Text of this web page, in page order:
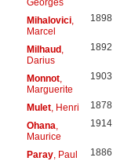
Mihalovici,
Marcel
1898
Milhaud,
Darius
1892
Monnot,
Marguerite
1903
Mulet, Henri 1878
Ohana
Maurice
1914
Paray, Paul 1886